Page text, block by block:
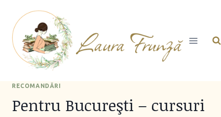
content
RECOMANDĂRI
Pentru Bucureşti – cursuri